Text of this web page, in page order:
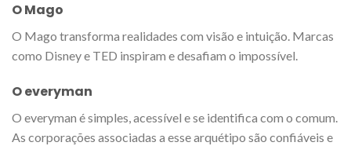
O Mago
O Mago transforma realidades com visão e intuição. Marcas
como Disney e TED inspiram e desafiam o impossível.
O everyman
O everyman é simples, acessível e se identifica com o comum.
As corporações associadas a esse arquétipo são confiáveis e